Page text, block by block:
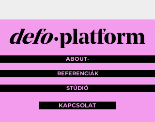
ABOUT-
REFERENCIÁK
STÚDIÓ
KAPCSOLAT